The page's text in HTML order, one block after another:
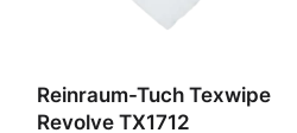
Reinraum-Tuch Texwipe
Revolve TX1712